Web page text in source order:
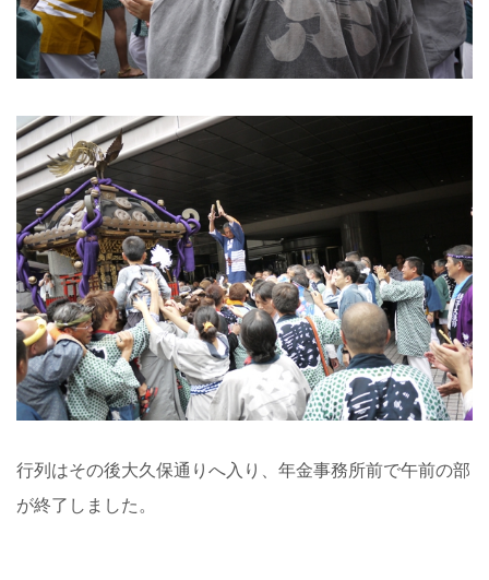
行列はその後大久保通りへ入り、年金事務所前で午前の部
が終了しました。